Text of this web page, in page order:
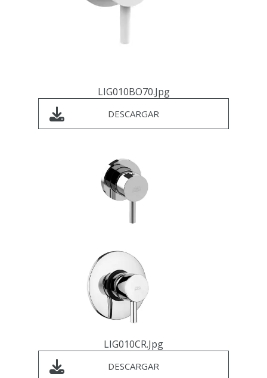
LIG010BO70.jpg
DESCARGAR
LIG010CR.jpg
DESCARGAR